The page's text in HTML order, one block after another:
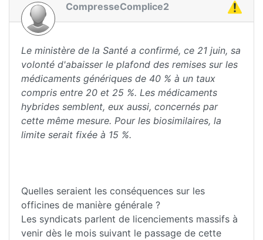
CompresseComplice2
Le ministère de la Santé a confirmé, ce 21 juin, sa
volonté d'abaisser le plafond des remises sur les
médicaments génériques de 40 % à un taux
compris entre 20 et 25 %. Les médicaments
hybrides semblent, eux aussi, concernés par
cette même mesure. Pour les biosimilaires, la
limite serait fixée à 15 %.
Quelles seraient les conséquences sur les
officines de manière générale ?
Les syndicats parlent de licenciements massifs à
venir dès le mois suivant le passage de cette